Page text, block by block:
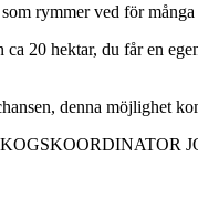
rymmer ved för många
20 hektar, du får en
denna möjlighet